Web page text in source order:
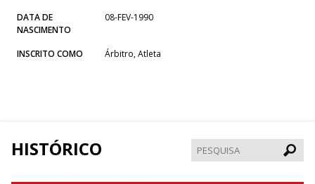
DATA DE
NASCIMENTO
08-FEV-1990
INSCRITO COMO Árbitro, Atleta
HISTÓRICO